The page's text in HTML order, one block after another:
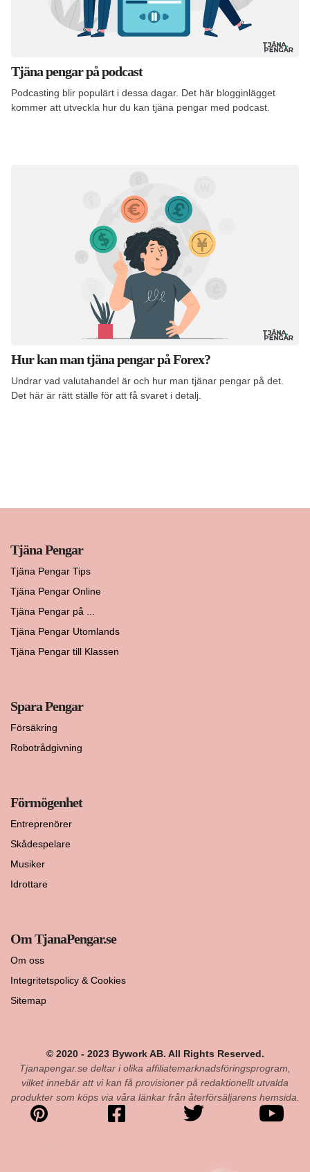
Tjäna pengar på podcast
Podcasting blir populärt i dessa dagar. Det här blogginlägget
kommer att utveckla hur du kan tjäna pengar med podcast.
Hur kan man tjäna pengar på Forex?
Undrar vad valutahandel är och hur man tjänar pengar på det.
Det här är rätt ställe för att få svaret i detalj.
Tjäna Pengar
Tjäna Pengar Tips
Tjäna Pengar Online
Tjäna Pengar på ...
Tjäna Pengar Utomlands
Tjäna Pengar till Klassen
Spara Pengar
Försäkring
Robotrådgivning
Förmögenhet
Entreprenörer
Skådespelare
Musiker
Idrottare
Om TjanaPengar.se
Om oss
Integritetspolicy & Cookies
Sitemap
© 2020 - 2023 Bywork AB. All Rights Reserved.
Tjanapengar.se deltar i olika affiliatemarknadsföringsprogram,
vilket innebär att vi kan få provisioner på redaktionellt utvalda
produkter som köps via våra länkar från återförsäljarens hemsida.